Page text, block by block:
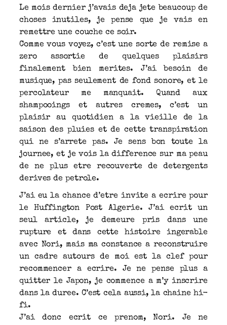
Le mois dernier j’avais deja jete beaucoup de
choses inutiles, je pense que je vais en
remettre une couche ce soir.
Comme vous voyez, c’est une sorte de remise a
zero assortie de quelques plaisirs
finalement bien merites. J’ai besoin de
musique, pas seulement de fond sonore, et le
percolateur me manquait. Quand aux
shampooings et autres cremes, c’est un
plaisir au quotidien a la vieille de la
saison des pluies et de cette transpiration
qui ne s’arrete pas. Je sens bon toute la
journee, et je vois la difference sur ma peau
de ne plus etre recouverte de detergents
derives de petrole.
J’ai eu la chance d’etre invite a ecrire pour
le Huffington Post Algerie. J’ai ecrit un
seul article, je demeure pris dans une
rupture et dans cette histoire ingerable
avec Nori, mais ma constance a reconstruire
un cadre autours de moi est la clef pour
recommencer a ecrire. Je ne pense plus a
quitter le Japon, je commence a m’y inscrire
dans la duree. C’est cela aussi, la chaine hi-
fi.
J’ai donc ecrit ce prenom, Nori. Je ne